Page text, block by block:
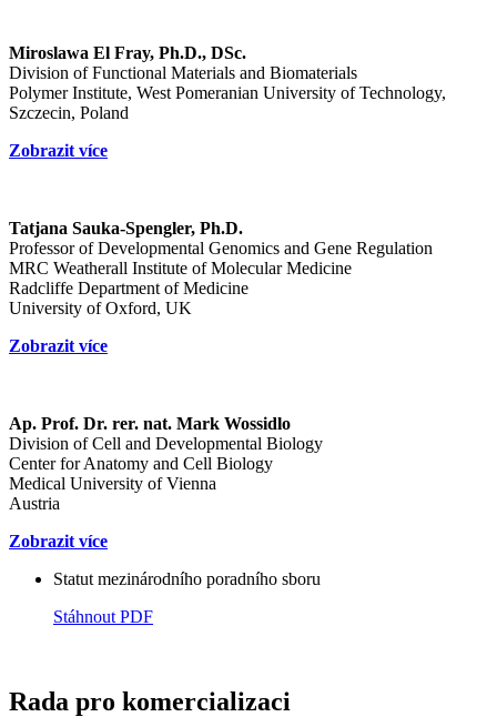
Miroslawa El Fray, Ph.D., DSc.
Division of Functional Materials and Biomaterials
Polymer Institute, West Pomeranian University of Technology,
Szczecin, Poland
Zobrazit více
Tatjana Sauka-Spengler, Ph.D.
Professor of Developmental Genomics and Gene Regulation
MRC Weatherall Institute of Molecular Medicine
Radcliffe Department of Medicine
University of Oxford, UK
Zobrazit více
Ap. Prof. Dr. rer. nat. Mark Wossidlo
Division of Cell and Developmental Biology
Center for Anatomy and Cell Biology
Medical University of Vienna
Austria
Zobrazit více
Statut mezinárodního poradního sboru
Stáhnout PDF
Rada pro komercializaci